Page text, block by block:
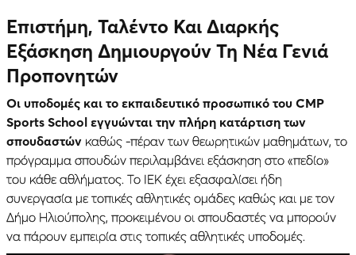
Επιστήμη, Ταλέντο Και Διαρκής
Εξάσκηση Δημιουργούν Τη Νέα Γενιά
Προπονητών
Οι υποδομές και το εκπαιδευτικό προσωπικό του CMP
Sports School εγγυώνται την πλήρη κατάρτιση των
σπουδαστών καθώς -πέραν των θεωρητικών μαθημάτων, το
πρόγραμμα σπουδών περιλαμβάνει εξάσκηση στο «πεδίο»
του κάθε αθλήματος. Το ΙΕΚ έχει εξασφαλίσει ήδη
συνεργασία με τοπικές αθλητικές ομάδες καθώς και με τον
Δήμο Ηλιούπολης, προκειμένου οι σπουδαστές να μπορούν
να πάρουν εμπειρία στις τοπικές αθλητικές υποδομές.